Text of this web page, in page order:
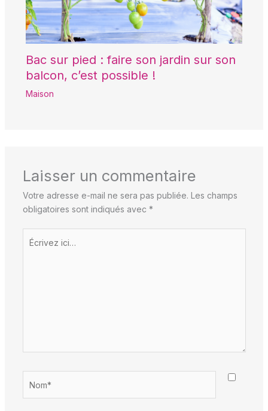
Bac sur pied : faire son jardin sur son
balcon, c’est possible !
Maison
Laisser un commentaire
Votre adresse e-mail ne sera pas publiée. Les champs
obligatoires sont indiqués avec *
Écrivez
ici…